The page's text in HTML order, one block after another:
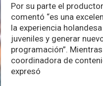
Por su parte el
comentó “es una
la experiencia
juveniles y generar
programación”.
coordinadora de
expresó